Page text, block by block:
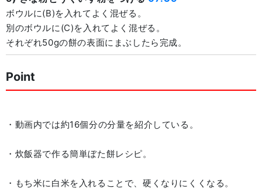
ボウルに(B)を入れてよく混ぜる。
別のボウルに(C)を入れてよく混ぜる。
それぞれ50gの餅の表面にまぶしたら完成。
Point
・動画内では約16個分の分量を紹介している。
・炊飯器で作る簡単ぼた餅レシピ。
・もち米に白米を入れることで、硬くなりにくくなる。